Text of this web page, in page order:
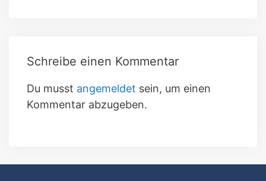
Schreibe einen Kommentar
Du musst angemeldet sein, um einen
Kommentar abzugeben.